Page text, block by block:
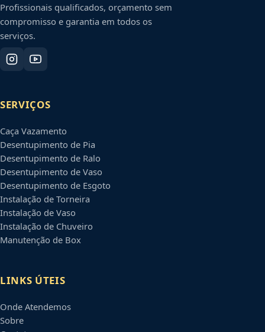
Profissionais qualificados, orçamento sem
compromisso e garantia em todos os
serviços.
SERVIÇOS
Caça Vazamento
Desentupimento de Pia
Desentupimento de Ralo
Desentupimento de Vaso
Desentupimento de Esgoto
Instalação de Torneira
Instalação de Vaso
Instalação de Chuveiro
Manutenção de Box
LINKS ÚTEIS
Onde Atendemos
Sobre